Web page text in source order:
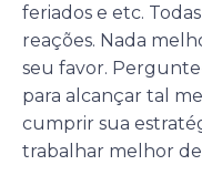
feriados e etc.
reações. Nada
seu favor.
para alcançar tal
cumprir sua
trabalhar melhor